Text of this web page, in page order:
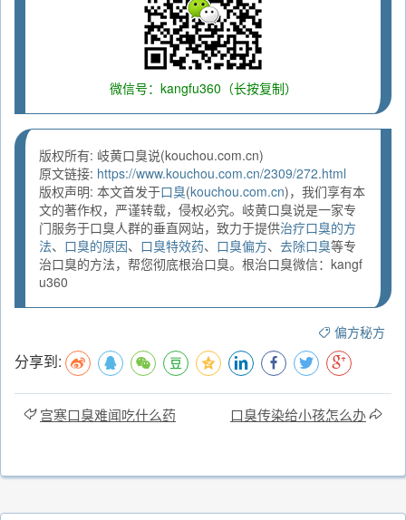
微信号：kangfu360（长按复制）
版权所有: 岐黄口臭说(kouchou.com.cn)
原文链接: https://www.kouchou.com.cn/2309/272.html
版权声明: 本文首发于口臭(kouchou.com.cn)，我们享有本
文的著作权，严谨转载，侵权必究。岐黄口臭说是一家专
门服务于口臭人群的垂直网站，致力于提供治疗口臭的方
法、 口臭的原因、 口臭特效药、 口臭偏方、 去除口臭等专
治口臭的方法，帮您彻底根治口臭。根治口臭微信：kangf
u360
偏方秘方
分享到:
宫寒口臭难闻吃什么药 口臭传染给小孩怎么办